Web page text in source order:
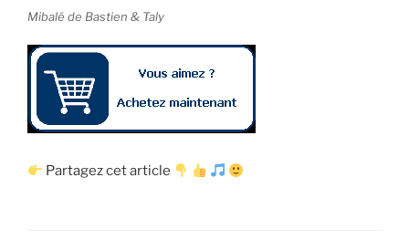
Mibalé de Bastien & Taly
Partagez cet article